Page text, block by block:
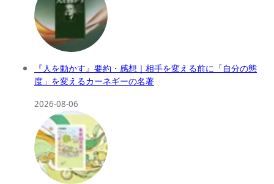
『人を動かす』要約・感想｜相手を変える前に「自分の態
度」を変えるカーネギーの名著
2026-08-06